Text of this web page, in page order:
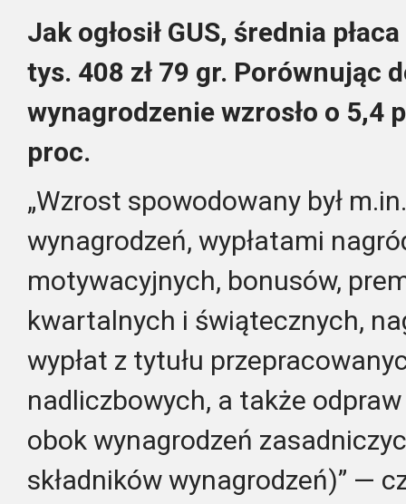
Jak ogłosił GUS, średnia
tys. 408 zł 79 gr. Porównując
wynagrodzenie wzrosło o 5,4
proc.
„Wzrost spowodowany był
wynagrodzeń, wypłatami
motywacyjnych, bonusów,
kwartalnych i świątecznych,
wypłat z tytułu
nadliczbowych, a także
obok wynagrodzeń
składników wynagrodzeń)” —